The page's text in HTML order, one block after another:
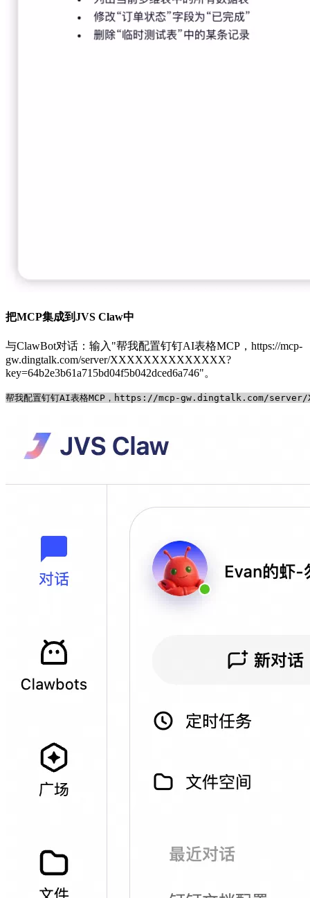
把MCP集成到JVS Claw中
与ClawBot对话：输入"帮我配置钉钉AI表格MCP，https://mcp-
gw.dingtalk.com/server/XXXXXXXXXXXXXX?
key=64b2e3b61a715bd04f5b042dced6a746"。
帮我配置钉钉AI表格MCP，https://mcp-gw.dingtalk.com/server/